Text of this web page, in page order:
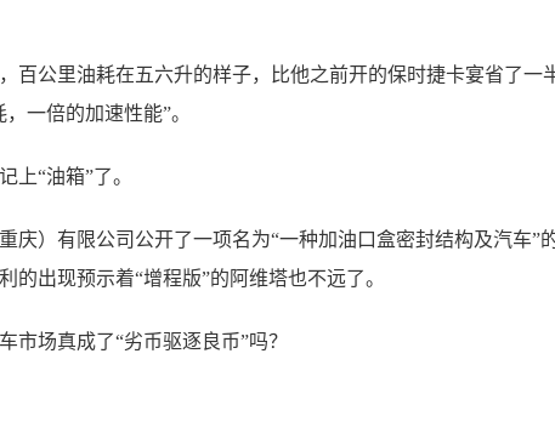
百公里油耗在五六升的样子，比他之前开的保时捷卡宴省了一
一倍的加速性能”。
上“油箱”了。
庆）有限公司公开了一项名为“一种加油口盒密封结构及汽车”
出现预示着“增程版”的阿维塔也不远了。
场真成了“劣币驱逐良币”吗？